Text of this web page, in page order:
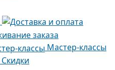
Мастер-классы
Скидки